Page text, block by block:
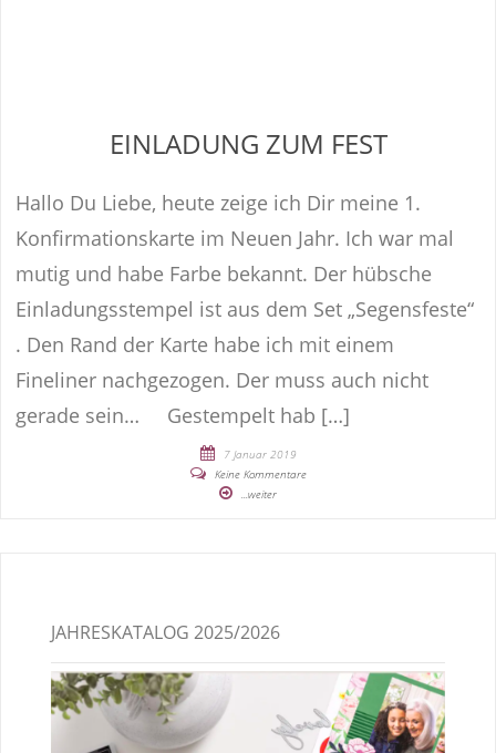
EINLADUNG ZUM FEST
Hallo Du Liebe, heute zeige ich Dir meine 1.
Konfirmationskarte im Neuen Jahr. Ich war mal
mutig und habe Farbe bekannt. Der hübsche
Einladungsstempel ist aus dem Set „Segensfeste“
. Den Rand der Karte habe ich mit einem
Fineliner nachgezogen. Der muss auch nicht
gerade sein… Gestempelt hab […]
7 Januar 2019
Keine Kommentare
...weiter
JAHRESKATALOG 2025/2026